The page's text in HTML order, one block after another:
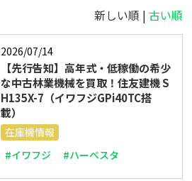
新しい順 | 古い順
2026/07/14
【先行告知】高年式・低稼働の希少
な中古林業機械を買取！住友建機 S
H135X-7（イワフジGPi40TC搭
載）
在庫機情報
#イワフジ
#ハーベスタ